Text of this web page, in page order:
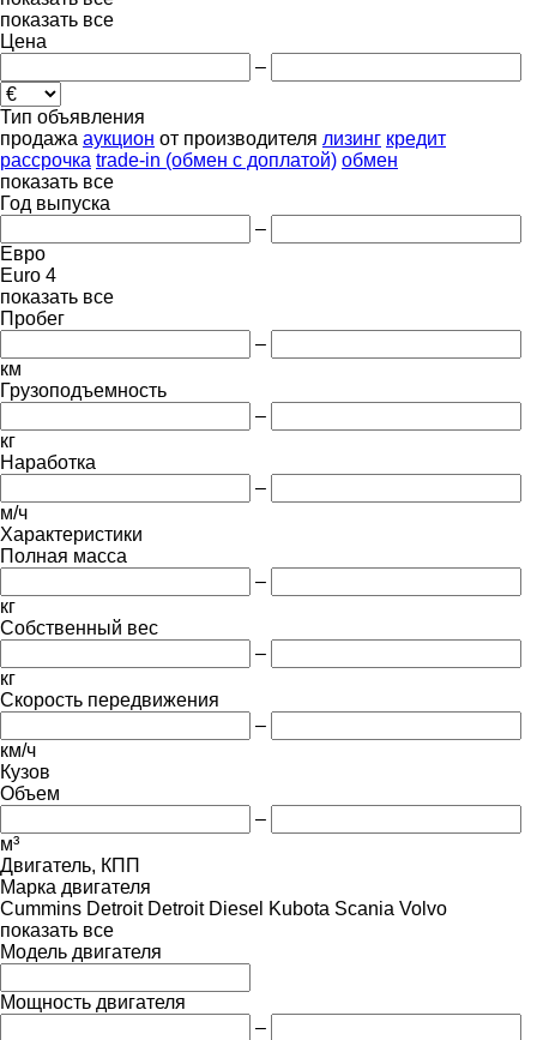
показать все
Цена
–
Тип объявления
продажа аукцион от производителя лизинг кредит
рассрочка trade-in (обмен с доплатой) обмен
показать все
Год выпуска
–
Евро
Euro 4
показать все
Пробег
–
км
Грузоподъемность
–
кг
Наработка
–
м/ч
Характеристики
Полная масса
–
кг
Собственный вес
–
кг
Скорость передвижения
–
км/ч
Кузов
Объем
–
м³
Двигатель, КПП
Марка двигателя
Cummins Detroit Detroit Diesel Kubota Scania Volvo
показать все
Модель двигателя
Мощность двигателя
–